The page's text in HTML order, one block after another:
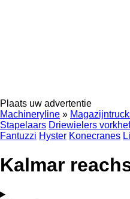
Plaats uw advertentie
Machineryline »
Stapelaars Driewielers
Fantuzzi Hyster Konecranes
Kalmar